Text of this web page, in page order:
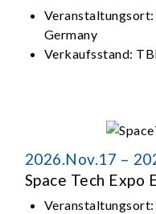
Veranstaltungsort:
Germany
Verkaufsstand:
2026.Nov.17 –
Space Tech Expo